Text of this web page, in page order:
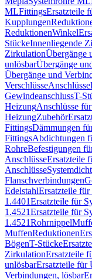
MLFittingsErsatzteile
Kupplungen
ReduktionenWinkel
StückeInnenliegende
ZirkulationÜbergänge
unlösbarÜbergänge
Übergänge und
VerschlüsseAnschlüsse
GewindeanschlussT-
HeizungAnschlüsse
HeizungZubehör
FittingsDämmungen
FittingsAbdichtungen
RohreBefestigungen
AnschlüsseErsatzteile
Anschlüsse
Flanschverbindungen
EdelstahlErsatzteile für
1.4401Ersatzteile für
1.4521Ersatzteile für
1.4521Rohrnippel
MuffenReduktionen
BögenT-Stücke
ZirkulationErsatzteile
unlösbarErsatzteile für
Verbindungen, lösbar